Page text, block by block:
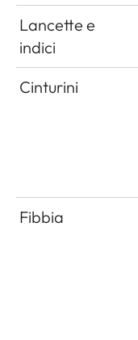
Lancette e
indici
Cinturini
Fibbia